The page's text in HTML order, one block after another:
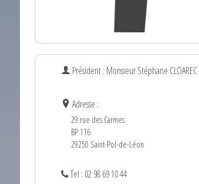
Président : MonsieurStéphane CLOAREC
Adresse :
29 rue des Carmes
BP 116
29250 Saint-Pol-de-Léon
Tel : 02 98 69 10 44